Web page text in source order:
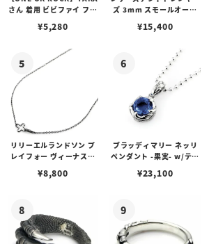
さん 着用 ビビファイ フー
¥5,280
ズ 3mm スモールオーバ
ブスタークラスプ＆LTロ
¥15,400
リリーエルランドソン プ
レイフォー ヴィーナスチ
¥8,800
ブラッディマリー ネッリ
ペンダント -果実- w/ティ
¥23,100